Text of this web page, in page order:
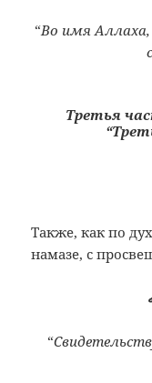
“Во имя
Третья
Также, как по
намазе, с
“